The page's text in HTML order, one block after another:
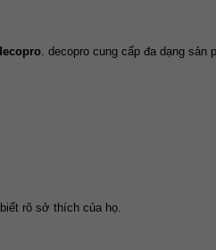
. decopro cung cấp đa dạng
rõ sở thích của họ.